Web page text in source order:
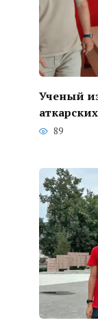
Ученый
89